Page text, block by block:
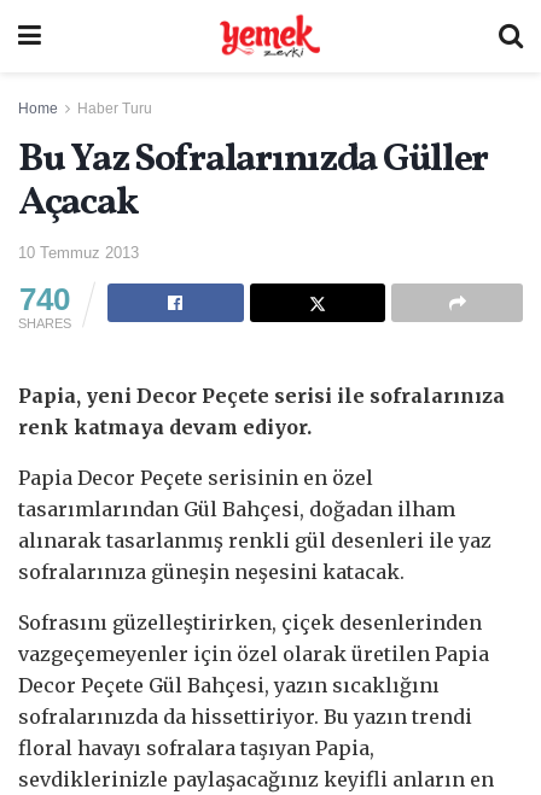
Home Haber Turu
Bu Yaz Sofralarınızda Güller
Açacak
10 Temmuz 2013
740
SHARES
Papia, yeni Decor Peçete serisi ile sofralarınıza
renk katmaya devam ediyor.
Papia Decor Peçete serisinin en özel
tasarımlarından Gül Bahçesi, doğadan ilham
alınarak tasarlanmış renkli gül desenleri ile yaz
sofralarınıza güneşin neşesini katacak.
Sofrasını güzelleştirirken, çiçek desenlerinden
vazgeçemeyenler için özel olarak üretilen Papia
Decor Peçete Gül Bahçesi, yazın sıcaklığını
sofralarınızda da hissettiriyor. Bu yazın trendi
floral havayı sofralara taşıyan Papia,
sevdiklerinizle paylaşacağınız keyifli anların en